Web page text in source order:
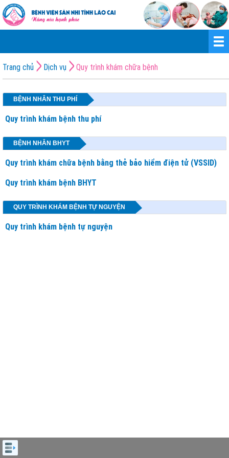
Trang chủ Dịch vụ Quy trình khám chữa bệnh
BỆNH NHÂN THU PHÍ
Quy trình khám bệnh thu phí
BỆNH NHÂN BHYT
Quy trình khám chữa bệnh bằng thẻ bảo hiểm điện tử (VSSID)
Quy trình khám bệnh BHYT
QUY TRÌNH KHÁM BỆNH TỰ NGUYỆN
Quy trình khám bệnh tự nguyện